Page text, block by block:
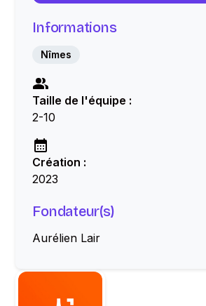
Informations
Nîmes
Taille de l'équipe :
2-10
Création :
2023
Fondateur(s)
Aurélien Lair